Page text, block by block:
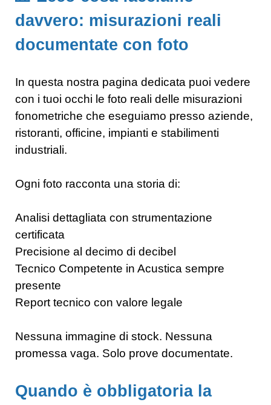
davvero: misurazioni reali
documentate con foto
In questa nostra pagina dedicata puoi vedere
con i tuoi occhi le foto reali delle misurazioni
fonometriche che eseguiamo presso aziende,
ristoranti, officine, impianti e stabilimenti
industriali.
Ogni foto racconta una storia di:
Analisi dettagliata con strumentazione
certificata
Precisione al decimo di decibel
Tecnico Competente in Acustica sempre
presente
Report tecnico con valore legale
Nessuna immagine di stock. Nessuna
promessa vaga. Solo prove documentate.
Quando è obbligatoria la